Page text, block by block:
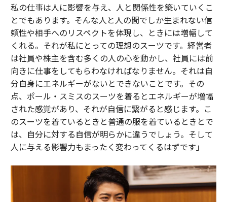
私の仕事は人に影響を与え、人と関係性を築いていくこ
とでもあります。そんな人と人の間でしか生まれない信
頼性や相手へのリスペクトを体現し、ときには増幅して
くれる。それが私にとっての理想のスーツです。経営者
は社員や株主を含む多くの人の心を動かし、社員には前
向きに仕事をしてもらわなければなりません。それは自
分自身にエネルギーがないとできないことです。その
点、ポール・スミスのスーツを着るとエネルギーが増幅
された感覚があり、それが自信に繋がると感じます。こ
のスーツを着ているときと普通の服を着ているときとで
は、自分に対する自信が明らかに違うでしょう。そして
人に与える影響力もまったく変わってくるはずです」